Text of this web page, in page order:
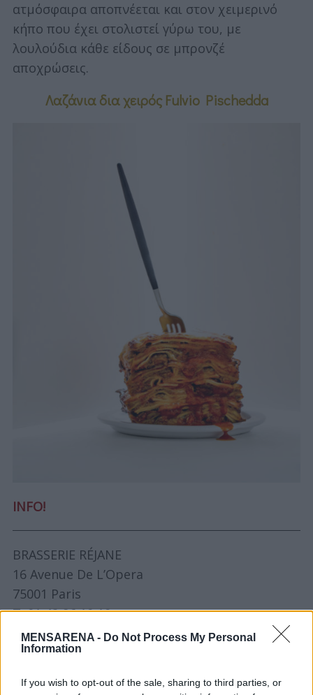
MENSARENA - Do Not Process My Personal
Information
If you wish to opt-out of the sale, sharing to third parties, or
ατμόσφαιρα αποπνέεται και στον χειμερινό
κήπο που έχει στολιστεί γύρω του, με
λουλούδια κάθε είδους σε μπρονζέ
αποχρώσεις.
Λαζάνια δια χειρός Fulvio Pischedda
INFO!
BRASSERIE RÉJANE
16 Avenue De L’Opera
75001 Paris
T. 01 42 86 10 10
rejaneparis.com
e
r
c
h
f
r
: